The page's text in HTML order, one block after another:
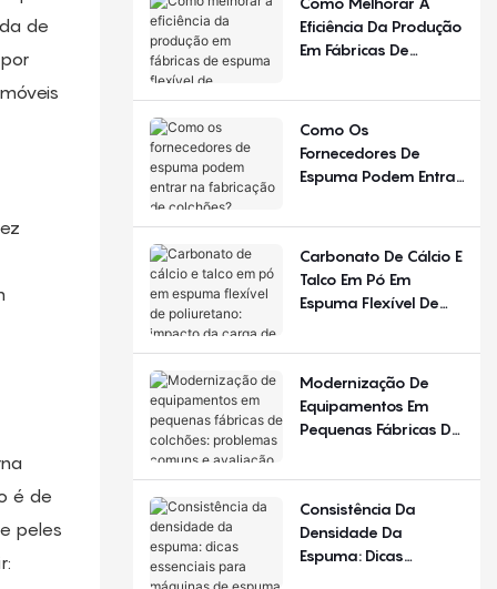
de
é de
peles
Diferente Em
Diferentes Estações
Eficiência Da Produção
Em Fábricas De
Poliuretano?
Como Os
Fornecedores De
Espuma Podem Entrar
Colchões?
Carbonato De Cálcio E
Talco Em Pó Em
Espuma Flexível De
Da Carga De
Modernização De
Equipamentos Em
Pequenas Fábricas De
Comuns E Avaliação
De Configuração.
Consistência Da
Densidade Da
Espuma: Dicas